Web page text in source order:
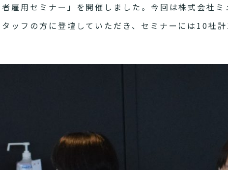
雇用セミナー」を開催しました。今回は株式会社
ッフの方に登壇していただき、セミナーには10社